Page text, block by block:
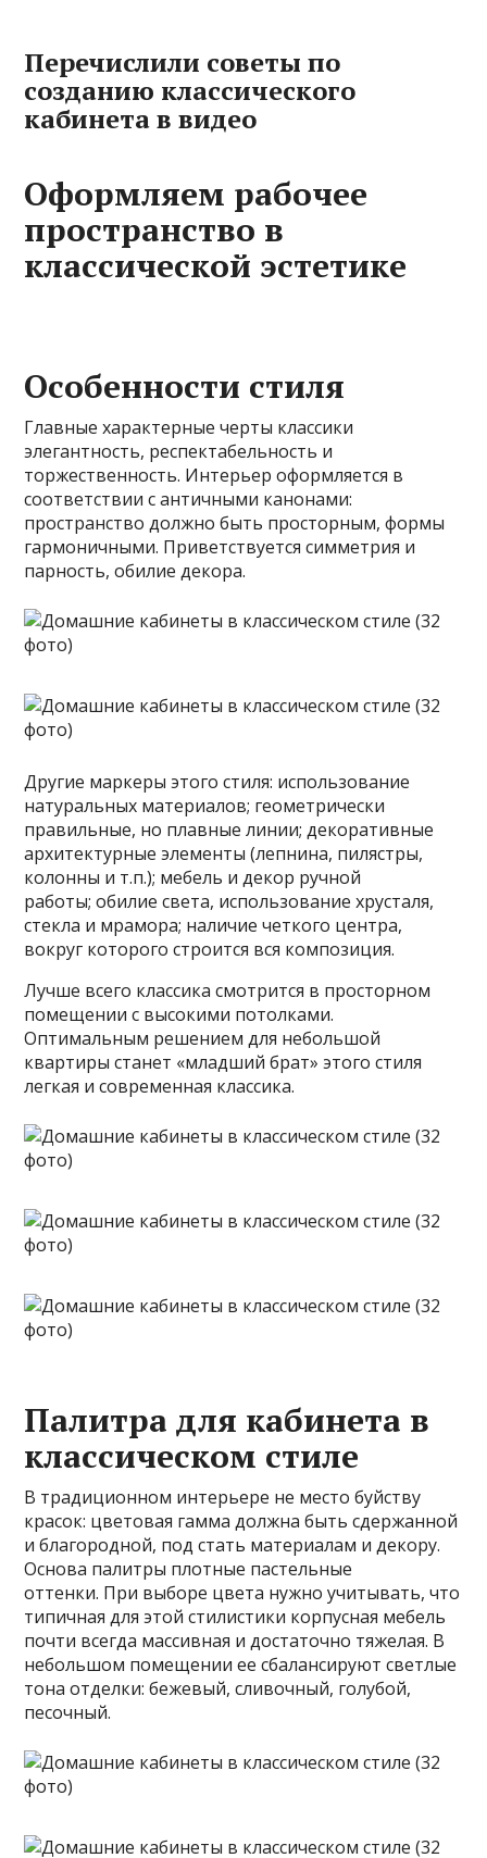
Перечислили советы по
созданию классического
кабинета в видео
Оформляем рабочее
пространство в
классической эстетике
Особенности стиля
Главные характерные черты классики
элегантность, респектабельность и
торжественность. Интерьер оформляется в
соответствии с античными канонами:
пространство должно быть просторным, формы
гармоничными. Приветствуется симметрия и
парность, обилие декора.
Другие маркеры этого стиля: использование
натуральных материалов; геометрически
правильные, но плавные линии; декоративные
архитектурные элементы (лепнина, пилястры,
колонны и т.п.); мебель и декор ручной
работы; обилие света, использование хрусталя,
стекла и мрамора; наличие четкого центра,
вокруг которого строится вся композиция.
Лучше всего классика смотрится в просторном
помещении с высокими потолками.
Оптимальным решением для небольшой
квартиры станет «младший брат» этого стиля
легкая и современная классика.
Палитра для кабинета в
классическом стиле
В традиционном интерьере не место буйству
красок: цветовая гамма должна быть сдержанной
и благородной, под стать материалам и декору.
Основа палитры плотные пастельные
оттенки. При выборе цвета нужно учитывать, что
типичная для этой стилистики корпусная мебель
почти всегда массивная и достаточно тяжелая. В
небольшом помещении ее сбалансируют светлые
тона отделки: бежевый, сливочный, голубой,
песочный.